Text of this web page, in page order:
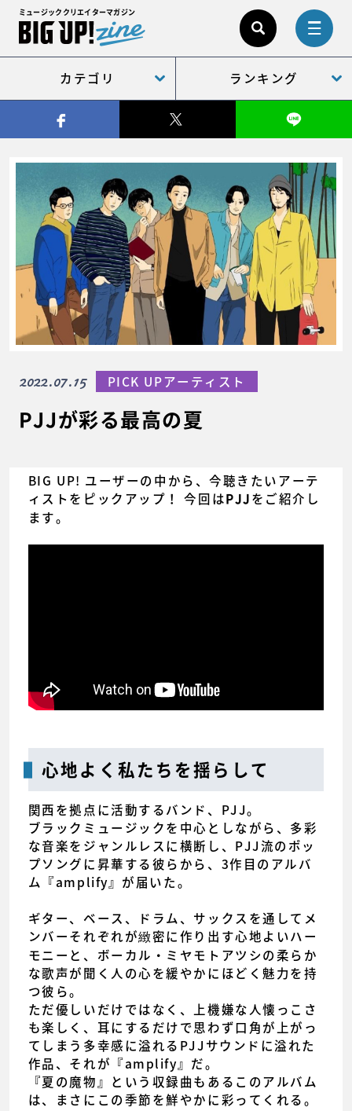
ミュージッククリエイターマガジン
カテゴリ ランキング
PJJが彩る最高の夏
2022.07.15 PICK UPアーティスト
BIG UP! ユーザーの中から、今聴きたいアーテ
ィストをピックアップ！ 今回はPJJ をご紹介し
ます。
心地よく私たちを揺らして
関西を拠点に活動するバンド、PJJ。
ブラックミュージックを中心としながら、多彩
な音楽をジャンルレスに横断し、PJJ流のポッ
プソングに昇華する彼らから、3作目のアルバ
ム『amplify』が届いた。
ギター、ベース、ドラム、サックスを通してメ
ンバーそれぞれが緻密に作り出す心地よいハー
モニーと、ボーカル・ミヤモトアツシの柔らか
な歌声が聞く人の心を緩やかにほどく魅力を持
つ彼ら。
ただ優しいだけではなく、上機嫌な人懐っこさ
も楽しく、耳にするだけで思わず口角が上がっ
てしまう多幸感に溢れるPJJサウンドに溢れた
作品、それが『amplify』だ。
『夏の魔物』という収録曲もあるこのアルバム
は、まさにこの季節を鮮やかに彩ってくれる。